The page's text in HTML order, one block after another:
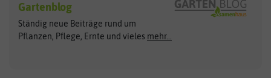
Exotische Samen
Gemüsesamen
Gründünger
Arche Noah
ASB Greenworld
Clever Pots
COMPO
Gartenblog
Ständig neue Beiträge rund um
Pflanzen, Pflege, Ernte und vieles mehr...